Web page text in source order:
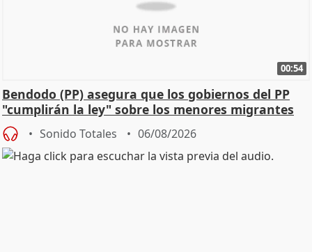
00:54
Bendodo (PP) asegura que los gobiernos del PP
"cumplirán la ley" sobre los menores migrantes
Sonido Totales 06/08/2026